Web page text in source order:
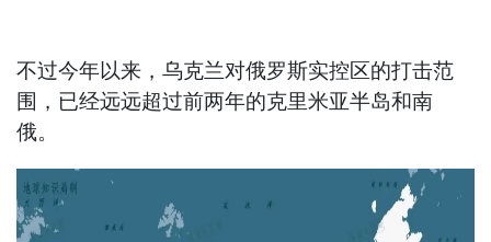
不过今年以来，乌克兰对俄罗斯实控区的打击范
围，已经远远超过前两年的克里米亚半岛和南
俄。